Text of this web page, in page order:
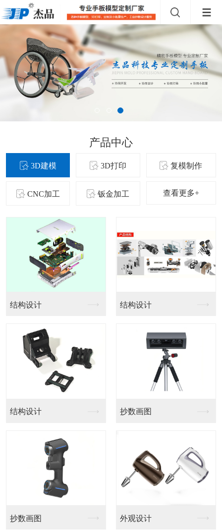
产品中心
3D建模 3D打印 复模制作
CNC加工 钣金加工 查看更多+
结构设计 结构设计
结构设计 抄数画图
抄数画图 外观设计